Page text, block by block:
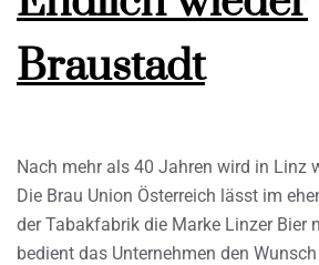
Braustadt
Nach mehr als 40 Jahren wird in Linz
Die Brau Union Österreich lässt im
der Tabakfabrik die Marke Linzer Bier
bedient das Unternehmen den